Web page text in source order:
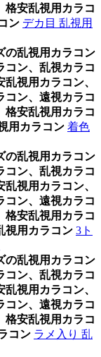
格安乱視用カラコ
ン デカ目 乱視用
の乱視用カラコン
コン、乱視カラコ
視用カラコン、
コン、遠視カラコ
格安乱視用カラコ
用カラコン 着色
の乱視用カラコン
コン、乱視カラコ
視用カラコン、
コン、遠視カラコ
格安乱視用カラコ
視用カラコン 3ト
の乱視用カラコン
コン、乱視カラコ
視用カラコン、
コン、遠視カラコ
格安乱視用カラコ
コン ラメ入り 乱